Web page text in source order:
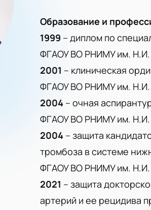
Образование и
1999 – диплом по
ФГАОУ ВО РНИМУ им. Н.И.
2001 – клиническая
ФГАОУ ВО РНИМУ им. Н.И.
2004 – очная
ФГАОУ ВО РНИМУ им. Н.И.
2004 – защита
тромбоза в системе
ФГАОУ ВО РНИМУ им. Н.И.
2021 – защита
артерий и ее рецидива